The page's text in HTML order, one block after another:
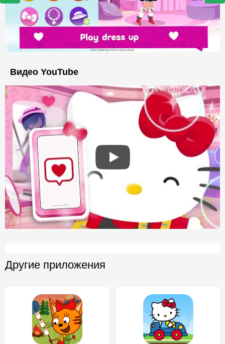
Видео YouTube
Другие приложения